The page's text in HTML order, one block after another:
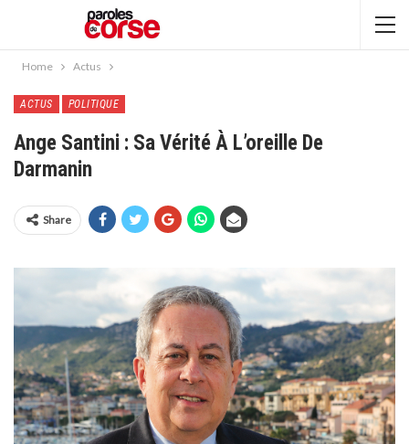
Home Actus
ACTUS POLITIQUE
Ange Santini : Sa Vérité À L’oreille De
Darmanin
Share